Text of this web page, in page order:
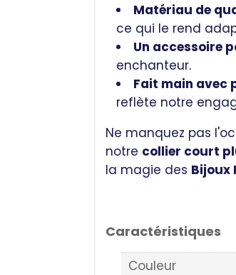
Matériau de
ce qui le rend
Un accessoire
enchanteur.
Fait main avec
reflète notre
Ne manquez pas
notre collier court
la magie des Bijoux
Caractéristiques
Couleur